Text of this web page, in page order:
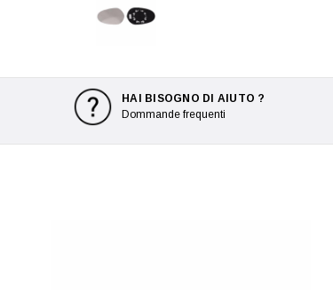
HAI BISOGNO DI AIUTO ?
Dommande frequenti